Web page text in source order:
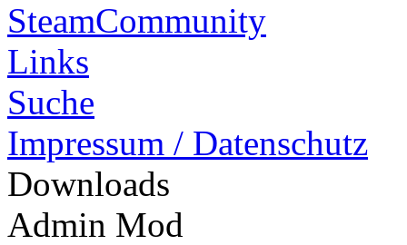
SteamCommunity
Links
Suche
Impressum / Datenschutz
Downloads
Admin Mod